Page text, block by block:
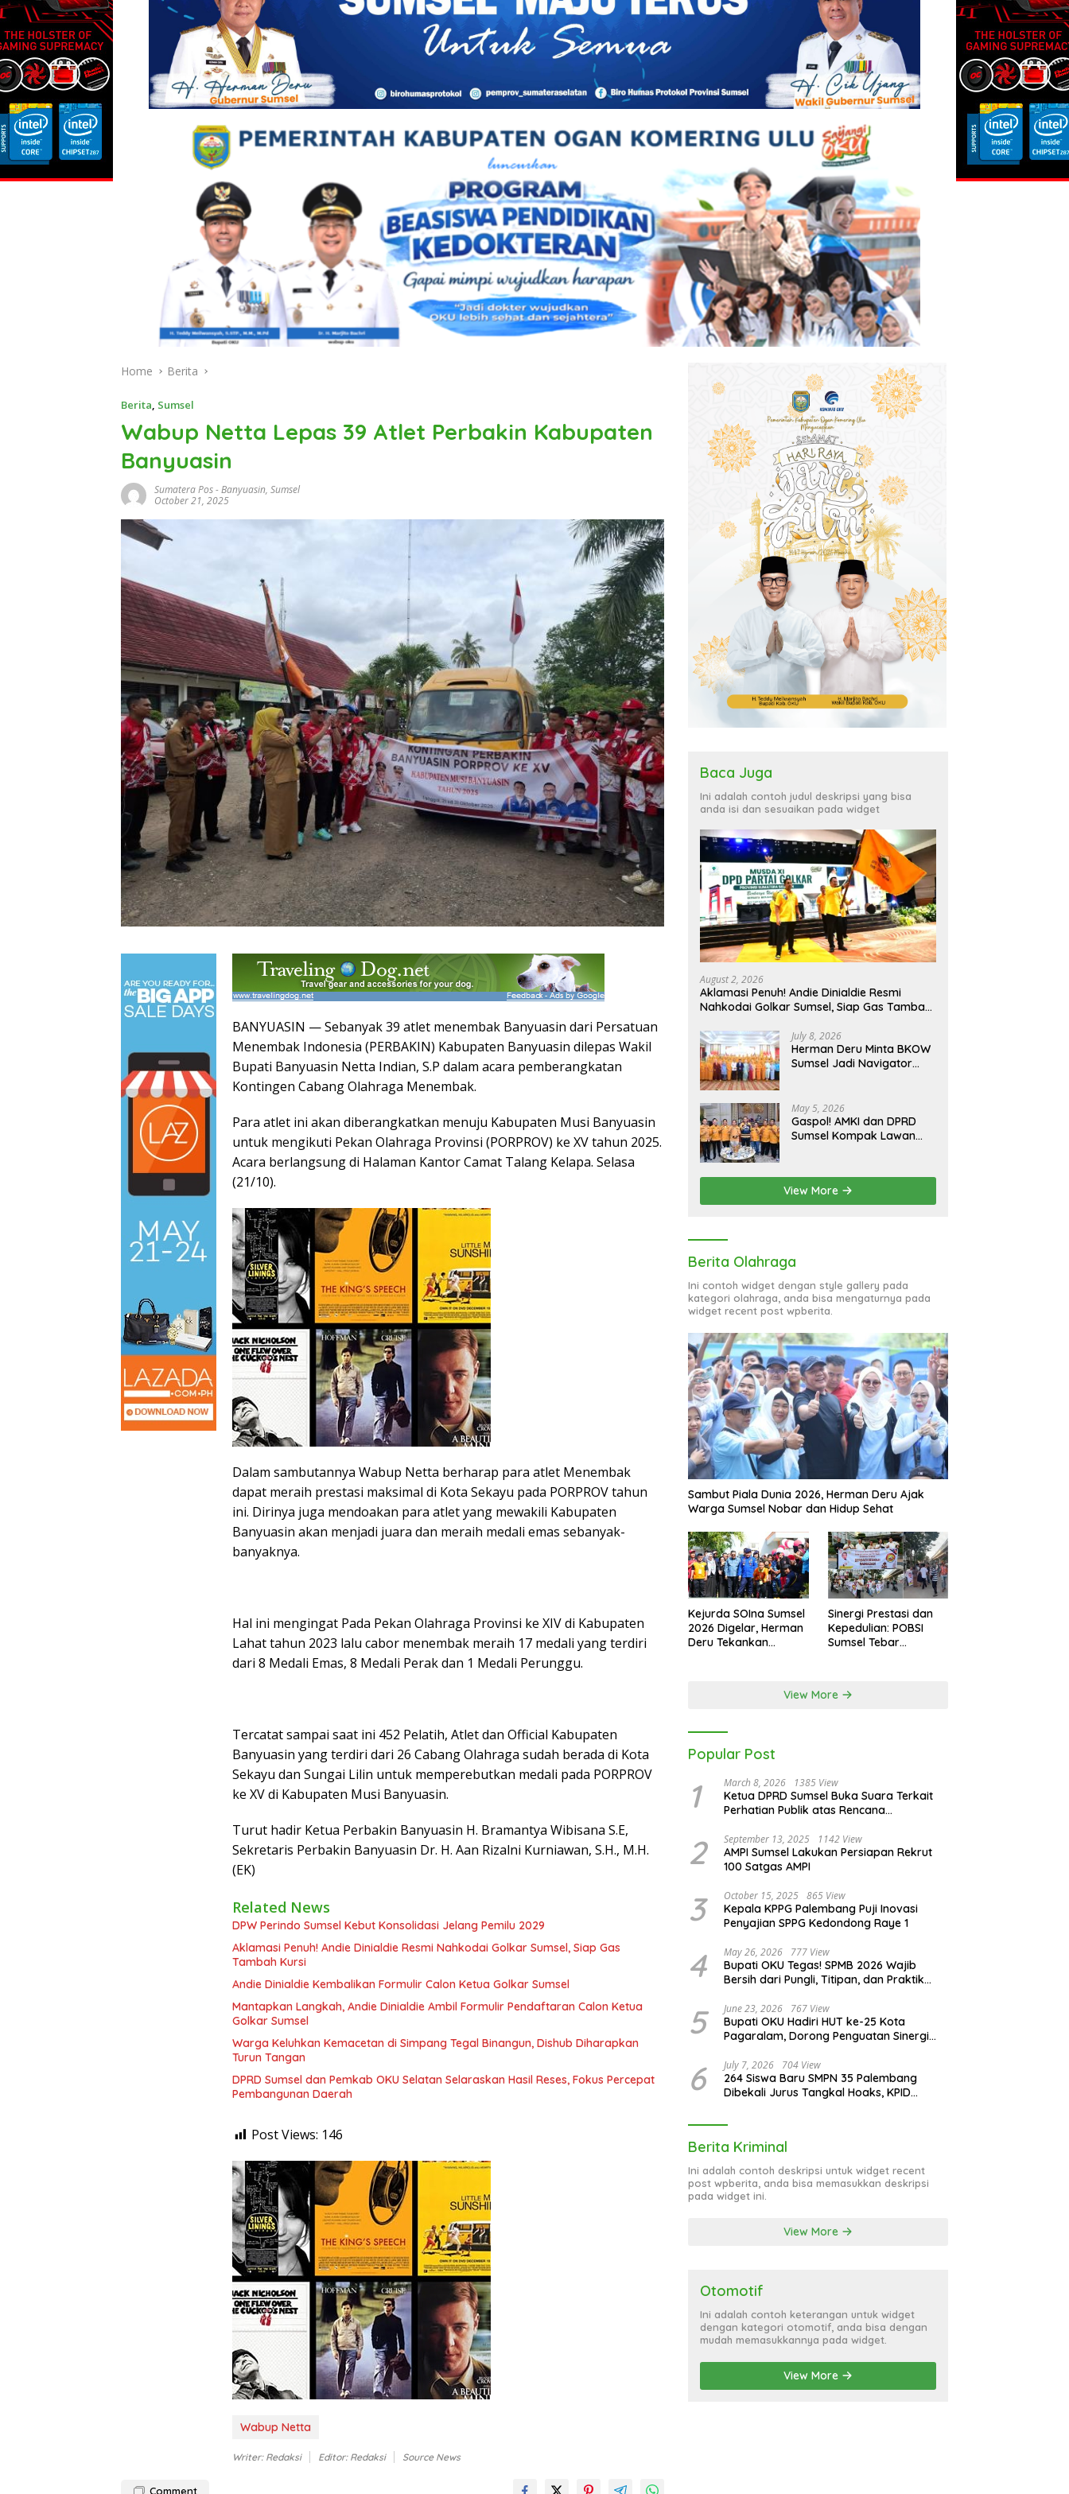
Home Berita
Berita Sumsel
Wabup Netta Lepas 39 Atlet Perbakin Kabupaten
Banyuasin
Sumatera Pos-Banyuasin, Sumsel
October 21, 2025
BANYUASIN — Sebanyak 39 atlet menembak Banyuasin dari Persatuan
Menembak Indonesia (PERBAKIN) Kabupaten Banyuasin dilepas Wakil
Bupati Banyuasin Netta Indian, S.P dalam acara pemberangkatan
Kontingen Cabang Olahraga Menembak.
Para atlet ini akan diberangkatkan menuju Kabupaten Musi Banyuasin
untuk mengikuti Pekan Olahraga Provinsi (PORPROV) ke XV tahun 2025.
Acara berlangsung di Halaman Kantor Camat Talang Kelapa. Selasa
(21/10).
Dalam sambutannya Wabup Netta berharap para atlet Menembak
dapat meraih prestasi maksimal di Kota Sekayu pada PORPROV tahun
ini. Dirinya juga mendoakan para atlet yang mewakili Kabupaten
Banyuasin akan menjadi juara dan meraih medali emas sebanyak-
banyaknya.
Hal ini mengingat Pada Pekan Olahraga Provinsi ke XIV di Kabupaten
Lahat tahun 2023 lalu cabor menembak meraih 17 medali yang terdiri
dari 8 Medali Emas, 8 Medali Perak dan 1 Medali Perunggu.
Tercatat sampai saat ini 452 Pelatih, Atlet dan Official Kabupaten
Banyuasin yang terdiri dari 26 Cabang Olahraga sudah berada di Kota
Sekayu dan Sungai Lilin untuk memperebutkan medali pada PORPROV
ke XV di Kabupaten Musi Banyuasin.
Turut hadir Ketua Perbakin Banyuasin H. Bramantya Wibisana S.E,
Sekretaris Perbakin Banyuasin Dr. H. Aan Rizalni Kurniawan, S.H., M.H.
(EK)
Related News
DPW Perindo Sumsel Kebut Konsolidasi Jelang Pemilu 2029
Aklamasi Penuh! Andie Dinialdie Resmi Nahkodai Golkar Sumsel, Siap Gas
Tambah Kursi
Andie Dinialdie Kembalikan Formulir Calon Ketua Golkar Sumsel
Mantapkan Langkah, Andie Dinialdie Ambil Formulir Pendaftaran Calon Ketua
Golkar Sumsel
Warga Keluhkan Kemacetan di Simpang Tegal Binangun, Dishub Diharapkan
Turun Tangan
DPRD Sumsel dan Pemkab OKU Selatan Selaraskan Hasil Reses, Fokus Percepat
Pembangunan Daerah
Post Views: 146
Wabup Netta
Writer: Redaksi Editor: Redaksi Source News
Comment
Baca Juga
Ini adalah contoh judul deskripsi yang bisa
anda isi dan sesuaikan pada widget
August 2, 2026
Aklamasi Penuh! Andie Dinialdie Resmi
Nahkodai Golkar Sumsel, Siap Gas Tambah
July 8, 2026
Herman Deru Minta BKOW
Sumsel Jadi Navigator
May 5, 2026
Gaspol! AMKI dan DPRD
Sumsel Kompak Lawan
View More
Berita Olahraga
Ini contoh widget dengan style gallery pada
kategori olahraga, anda bisa mengaturnya pada
widget recent post wpberita.
Sambut Piala Dunia 2026, Herman Deru Ajak
Warga Sumsel Nobar dan Hidup Sehat
Kejurda SOIna Sumsel
2026 Digelar, Herman
Deru Tekankan
Sinergi Prestasi dan
Kepedulian: POBSI
Sumsel Tebar
View More
Popular Post
1 March 8, 2026 1385 View
Ketua DPRD Sumsel Buka Suara Terkait
Perhatian Publik atas Rencana
2 September 13, 2025 1142 View
AMPI Sumsel Lakukan Persiapan Rekrut
100 Satgas AMPI
3 October 15, 2025 865 View
Kepala KPPG Palembang Puji Inovasi
Penyajian SPPG Kedondong Raye 1
4 May 26, 2026 777 View
Bupati OKU Tegas! SPMB 2026 Wajib
Bersih dari Pungli, Titipan, dan Praktik
5 June 23, 2026 767 View
Bupati OKU Hadiri HUT ke-25 Kota
Pagaralam, Dorong Penguatan Sinergi
6 July 7, 2026 704 View
264 Siswa Baru SMPN 35 Palembang
Dibekali Jurus Tangkal Hoaks, KPID
Berita Kriminal
Ini adalah contoh deskripsi untuk widget recent
post wpberita, anda bisa memasukkan deskripsi
pada widget ini.
View More
Otomotif
Ini adalah contoh keterangan untuk widget
dengan kategori otomotif, anda bisa dengan
mudah memasukkannya pada widget.
View More